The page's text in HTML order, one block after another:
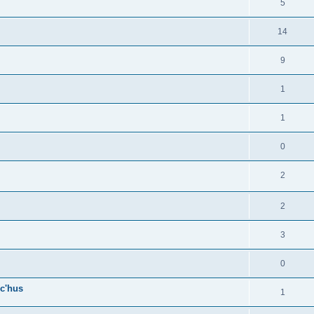
5
14
9
1
1
0
2
2
3
0
1